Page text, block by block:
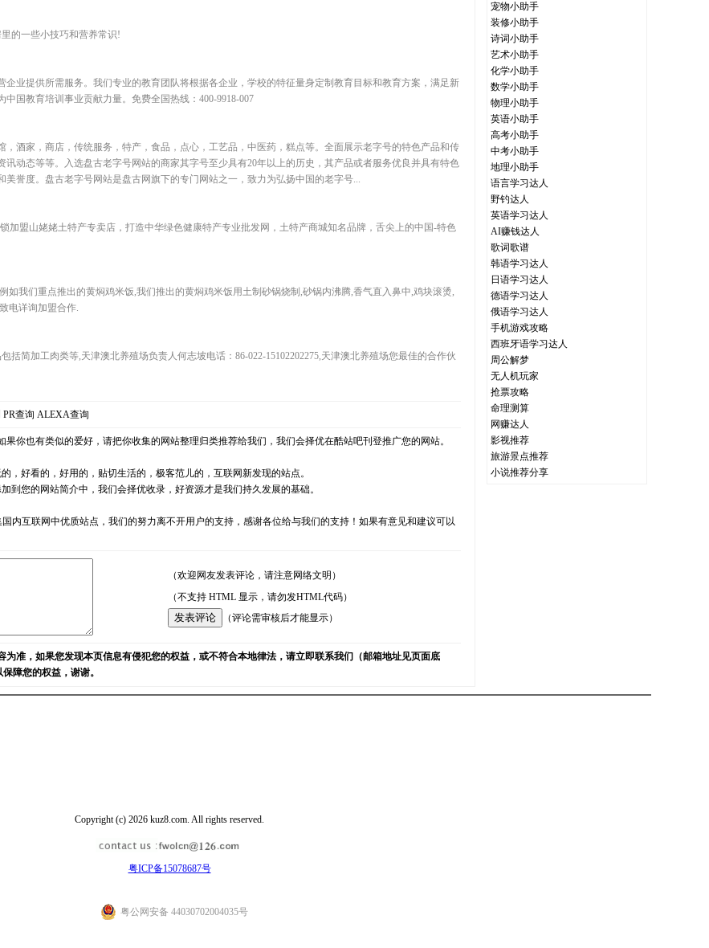
的一些小技巧和营养常识!
企业提供所需服务。我们专业的教育团队将根据各企业，学校的特征量身定制教育目标和教育方案，满足新
国教育培训事业贡献力量。免费全国热线：400-9918-007
酒家，商店，传统服务，特产，食品，点心，工艺品，中医药，糕点等。全面展示老字号的特色产品和传
动态等等。入选盘古老字号网站的商家其字号至少具有20年以上的历史，其产品或者服务优良并具有特色
誉度。盘古老字号网站是盘古网旗下的专门网站之一，致力为弘扬中国的老字号...
加盟山姥姥土特产专卖店，打造中华绿色健康特产专业批发网，土特产商城知名品牌，舌尖上的中国-特色
如我们重点推出的黄焖鸡米饭,我们推出的黄焖鸡米饭用土制砂锅烧制,砂锅内沸腾,香气直入鼻中,鸡块滚烫,
电详询加盟合作.
包括简加工肉类等,天津澳北养殖场负责人何志坡电话：86-022-15102202275,天津澳北养殖场您最佳的合作伙
PR查询 ALEXA查询
果你也有类似的爱好，请把你收集的网站整理归类推荐给我们，我们会择优在酷站吧刊登推广您的网站。
，好看的，好用的，贴切生活的，极客范儿的，互联网新发现的站点。
到您的网站简介中，我们会择优收录，好资源才是我们持久发展的基础。
国内互联网中优质站点，我们的努力离不开用户的支持，感谢各位给与我们的支持！如果有意见和建议可以
（欢迎网友发表评论，请注意网络文明）
（不支持 HTML 显示，请勿发HTML代码）
（评论需审核后才能显示）
准，如果您发现本页信息有侵犯您的权益，或不符合本地律法，请立即联系我们（邮箱地址见页面底
障您的权益，谢谢。
宠物小助手
装修小助手
诗词小助手
艺术小助手
化学小助手
数学小助手
物理小助手
英语小助手
高考小助手
中考小助手
地理小助手
语言学习达人
野钓达人
英语学习达人
AI赚钱达人
歌词歌谱
韩语学习达人
日语学习达人
德语学习达人
俄语学习达人
手机游戏攻略
西班牙语学习达人
周公解梦
无人机玩家
抢票攻略
命理测算
网赚达人
影视推荐
旅游景点推荐
小说推荐分享
Copyright (c) 2026 kuz8.com. All rights reserved.
粤ICP备15078687号
粤公网安备 44030702004035号